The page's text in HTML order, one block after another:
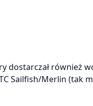
dostarczał również
Sailfish/Merlin (tak